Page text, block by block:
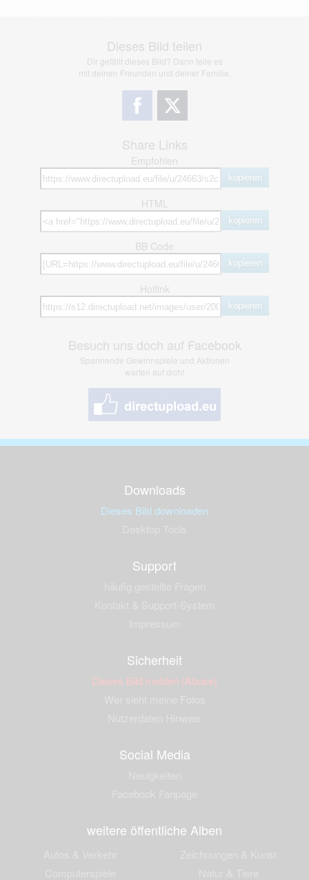
Dieses Bild teilen
Dir gefällt dieses Bild? Dann teile es
mit deinen Freunden und deiner Familie.
Share Links
Empfohlen
kopieren
HTML
kopieren
BB Code
kopieren
Hotlink
kopieren
Besuch uns doch auf Facebook
Spannende Gewinnspiele und Aktionen
warten auf dich!
Downloads
Dieses Bild downloaden
Support
Sicherheit
Dieses Bild melden (Abuse)
Social Media
weitere öffentliche Alben